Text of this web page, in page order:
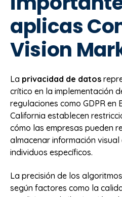
aplicas
Vision
La privacidad de datos
crítico en la implementación
regulaciones como GDPR en
California establecen
cómo las empresas pueden
almacenar información
individuos específicos.
La precisión de los
según factores como la